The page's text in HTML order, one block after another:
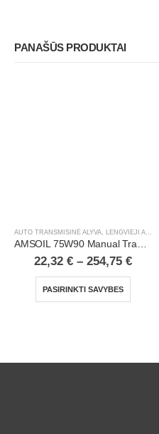
PANAŠŪS PRODUKTAI
AUTO TRANSMISINĖ ALYVA, LENGVIEJI AUTOMOBILIAI
AMSOIL 75W90 Manual Transmission & Transaxle Gear Lube
22,32 € – 254,75 €
PASIRINKTI SAVYBES